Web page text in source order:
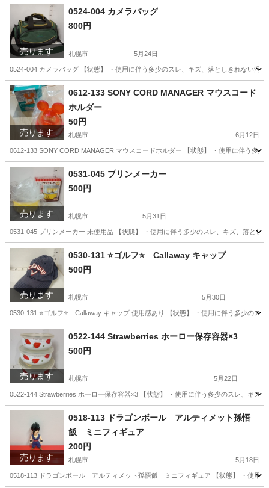
売ります
0524-004 カメラバッグ
800円
札幌市 5月24日
0524-004 カメラバッグ 【状態】 ・使用に伴う多少のスレ、キズ、落としきれない
北海道 札幌市
売ります
0612-133 SONY CORD MANAGER マウスコード
ホルダー
50円
札幌市 6月12日
0612-133 SONY CORD MANAGER マウスコードホルダー 【状態】 ・使用に伴う多
北海道 札幌市
売ります
0531-045 プリンメーカー
500円
札幌市 5月31日
0531-045 プリンメーカー 未使用品 【状態】 ・使用に伴う多少のスレ、キズ、落と
北海道 札幌市 キッチン家電
売ります
0530-131 ⭐️ゴルフ⭐️ Callaway キャップ
500円
札幌市 5月30日
0530-131 ⭐️ゴルフ⭐️ Callaway キャップ 使用感あり 【状態】 ・使用に伴う多少のス
北海道 札幌市
売ります
0522-144 Strawberries ホーロー保存容器×3
500円
札幌市 5月22日
0522-144 Strawberries ホーロー保存容器×3 【状態】 ・使用に伴う多少のスレ、キズ
北海道 札幌市 現地
売ります
0518-113 ドラゴンボール アルティメット孫悟
飯 ミニフィギュア
200円
札幌市 5月18日
0518-113 ドラゴンボール アルティメット孫悟飯 ミニフィギュア 【状態】 ・使用に